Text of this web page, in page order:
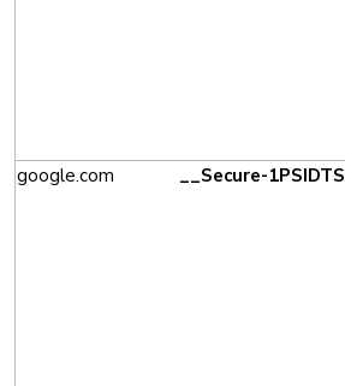
google.com
__Secure-1PSIDTS